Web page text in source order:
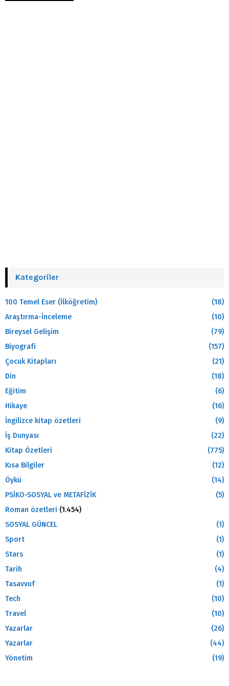
Kategoriler
100 Temel Eser (İlköğretim)
(18)
Araştırma-İnceleme
(10)
Bireysel Gelişim
(79)
Biyografi
(157)
Çocuk Kitapları
(21)
Din
(18)
Eğitim
(6)
Hikaye
(16)
İngilizce kitap özetleri
(9)
İş Dunyası
(22)
Kitap Özetleri
(775)
Kısa Bilgiler
(12)
Öykü
(14)
PSİKO-SOSYAL ve METAFİZİK
(5)
Roman özetleri (1.454)
SOSYAL GÜNCEL
(1)
Sport
(1)
Stars
(1)
Tarih
(4)
Tasavvuf
(1)
Tech
(10)
Travel
(10)
Yazarlar
(26)
Yazarlar
(44)
Yönetim
(19)